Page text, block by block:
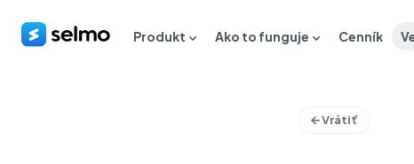
Produkt Ako to funguje Cenník
Vrátiť